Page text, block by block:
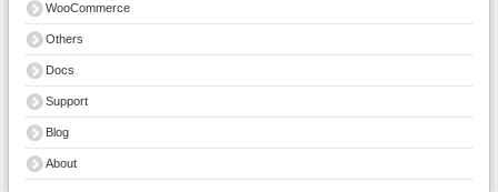
WooCommerce
Others
Docs
Support
Blog
About